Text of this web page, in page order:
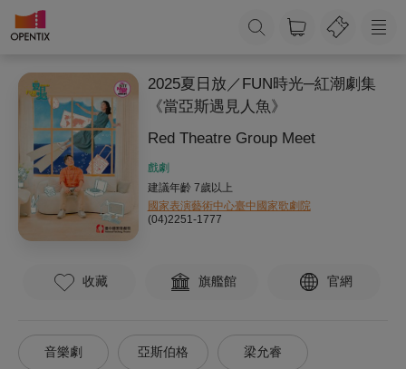
2025夏日放／FUN時光─紅潮劇集
《當亞斯遇見人魚》
Red Theatre Group Meet
戲劇
建議年齡 7歲以上
國家表演藝術中心臺中國家歌劇院
(04)2251-1777
收藏 旗艦館 官網
音樂劇 亞斯伯格 梁允睿